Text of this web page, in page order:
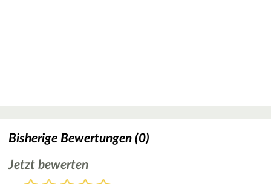
Bisherige Bewertungen (0)
Jetzt bewerten